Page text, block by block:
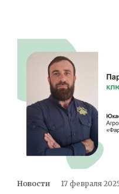
Новости 17 февраля